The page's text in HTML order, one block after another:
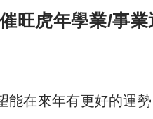
旺虎年學業/事
能在來年有更好的運